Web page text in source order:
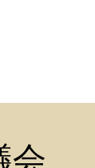
会